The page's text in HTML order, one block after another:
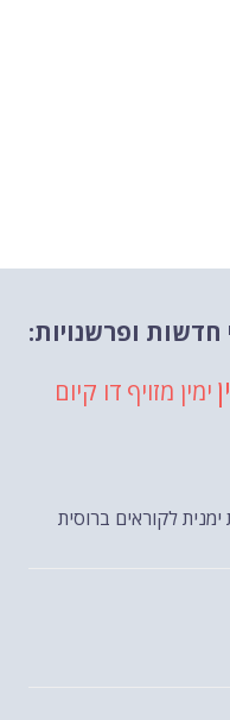
חדשות ופרשנויות:
ימין מזויף דו קיום
לקוראים ברוסית